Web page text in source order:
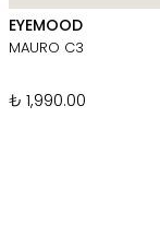
EYEMOOD
MAURO C3
₺ 1,990.00